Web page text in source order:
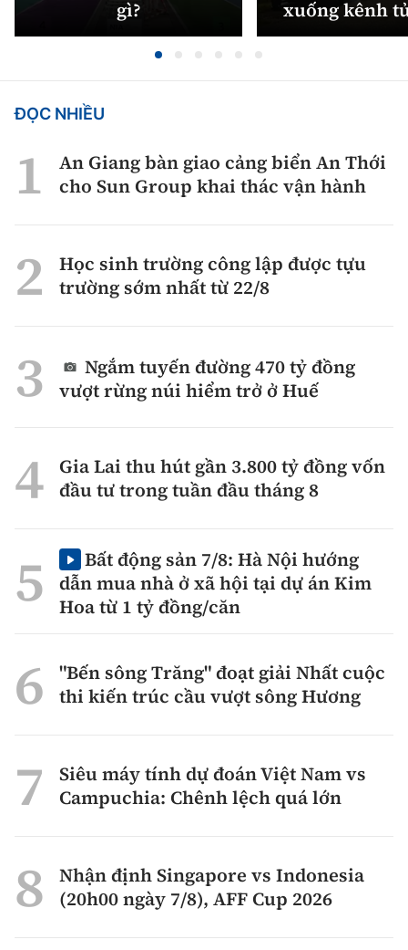
gì? xuống kênh
ĐỌC NHIỀU
An Giang bàn giao cảng biển An Thới
cho Sun Group khai thác vận hành
Học sinh trường công lập được tựu
trường sớm nhất từ 22/8
Ngắm tuyến đường 470 tỷ đồng
vượt rừng núi hiểm trở ở Huế
Gia Lai thu hút gần 3.800 tỷ đồng vốn
đầu tư trong tuần đầu tháng 8
Bất động sản 7/8: Hà Nội hướng
dẫn mua nhà ở xã hội tại dự án Kim
Hoa từ 1 tỷ đồng/căn
"Bến sông Trăng" đoạt giải Nhất cuộc
thi kiến trúc cầu vượt sông Hương
Siêu máy tính dự đoán Việt Nam vs
Campuchia: Chênh lệch quá lớn
Nhận định Singapore vs Indonesia
(20h00 ngày 7/8), AFF Cup 2026